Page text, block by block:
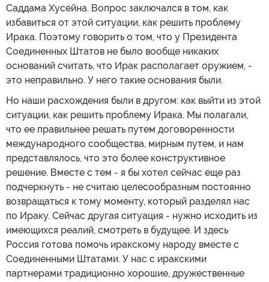
Саддама Хусейна. Вопрос заключался в том, как
избавиться от этой ситуации, как решить проблему
Ирака. Поэтому говорить о том, что у Президента
Соединенных Штатов не было вообще никаких
оснований считать, что Ирак располагает оружием, -
это неправильно. У него такие основания были.
Но наши расхождения были в другом: как выйти из этой
ситуации, как решить проблему Ирака. Мы полагали,
что ее правильнее решать путем договоренности
международного сообщества, мирным путем, и нам
представлялось, что это более конструктивное
решение. Вместе с тем - я бы хотел сейчас еще раз
подчеркнуть - не считаю целесообразным постоянно
возвращаться к тому моменту, который разделял нас
по Ираку. Сейчас другая ситуация - нужно исходить из
имеющихся реалий, смотреть в будущее. И здесь
Россия готова помочь иракскому народу вместе с
Соединенными Штатами. У нас с иракскими
партнерами традиционно хорошие, дружественные